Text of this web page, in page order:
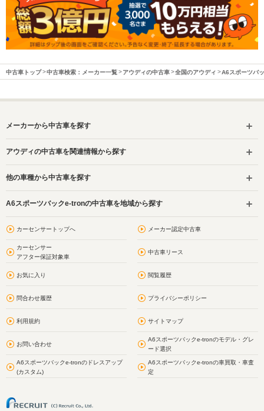
中古車トップ 中古車検索：メーカー一覧 アウディの中古車 全国のアウディ A6スポーツバ
メーカーから中古車を探す
アウディの中古車を関連情報から探す
他の車種から中古車を探す
A6スポーツバックe-tronの中古車を地域から探す
カーセンサートップへ メーカー認定中古車
カーセンサー
アフター保証対象車
中古車リース
お気に入り 閲覧履歴
問合わせ履歴 プライバシーポリシー
利用規約 サイトマップ
お問い合わせ
A6スポーツバックe-tronのモデル・グレ
ード選択
A6スポーツバックe-tronのドレスアップ
(カスタム)
A6スポーツバックe-tronの車買取・車査
定